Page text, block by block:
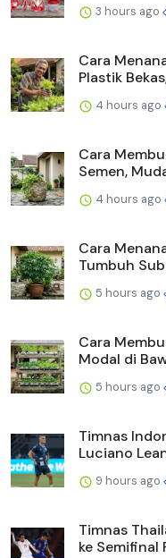
3 hours ago
Cara
Plastik
4 hours ago
Cara
Semen,
4 hours ago
Cara
Tumbuh
5 hours ago
Cara
Modal di
5 hours ago
Timnas
Luciano
9 hours ago
Timnas
ke Semifinal